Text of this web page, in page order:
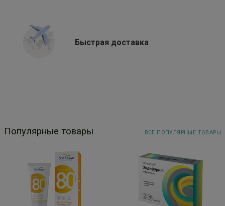
Быстрая доставка
Популярные товары ВСЕ ПОПУЛЯРНЫЕ ТОВАРЫ